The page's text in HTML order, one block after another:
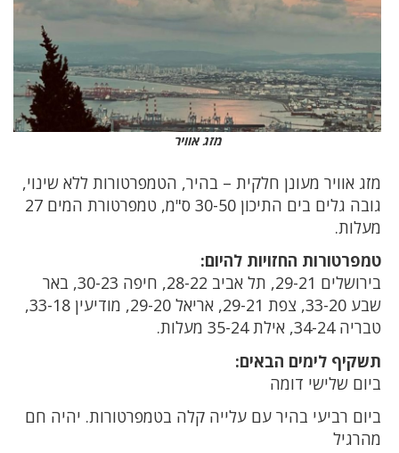
מזג אוויר
מזג אוויר מעונן חלקית – בהיר, הטמפרטורות ללא שינוי,
גובה גלים בים התיכון 30-50 ס"מ, טמפרטורת המים 27
מעלות.
טמפרטורות החזויות להיום:
בירושלים 29-21, תל אביב 28-22, חיפה 30-23, באר
שבע 33-20, צפת 29-21, אריאל 29-20, מודיעין 33-18,
טבריה 34-24, אילת 35-24 מעלות.
תשקיף לימים הבאים:
ביום שלישי דומה
ביום רביעי בהיר עם עלייה קלה בטמפרטורות. יהיה חם
מהרגיל